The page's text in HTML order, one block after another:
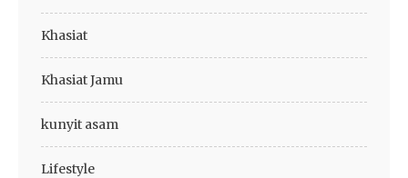
Khasiat
Khasiat Jamu
kunyit asam
Lifestyle